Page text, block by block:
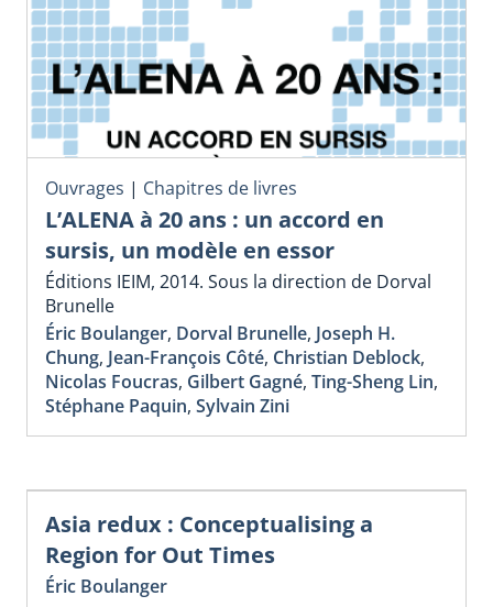
Ouvrages | Chapitres de livres
L’ALENA à 20 ans : un accord en
sursis, un modèle en essor
Éditions IEIM, 2014. Sous la direction de Dorval
Brunelle
Éric Boulanger, Dorval Brunelle, Joseph H.
Chung, Jean-François Côté, Christian Deblock,
Nicolas Foucras, Gilbert Gagné, Ting-Sheng Lin,
Stéphane Paquin, Sylvain Zini
Asia redux : Conceptualising a
Region for Out Times
Éric Boulanger